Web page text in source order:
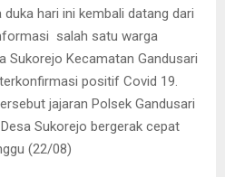
hari ini kembali datang dari
salah satu warga
Sukorejo Kecamatan Gandusari
positif Covid 19.
jajaran Polsek Gandusari
Sukorejo bergerak cepat
(22/08)